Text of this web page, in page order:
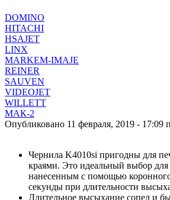
DOMINO
HITACHI
HSAJET
LINX
MARKEM-IMAJE
REINER
SAUVEN
VIDEOJET
WILLETT
МАК-2
Опубликовано 11 февраля, 2019 - 17:09
Чернила K4010si пригодны для
краями. Это идеальный выбор
нанесенным с помощью
секунды при длительности
Длительное высыхание сопел и